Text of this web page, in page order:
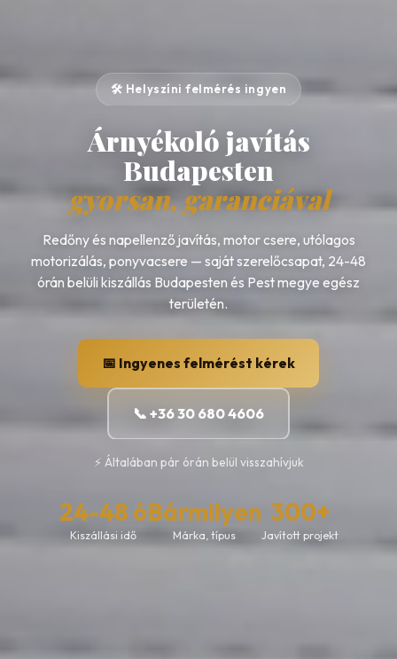
🛠️ Helyszíni felmérés ingyen
Árnyékoló javítás
Budapesten
gyorsan, garanciával
Redőny és napellenző javítás, motor csere, utólagos
motorizálás, ponyvacsere — saját szerelőcsapat, 24-48
órán belüli kiszállás Budapesten és Pest megye egész
területén.
📅 Ingyenes felmérést kérek
📞 +36 30 680 4606
⚡ Általában pár órán belül visszahívjuk
24-48 ó
Kiszállási idő
Bármilyen
Márka, típus
300+
Javított projekt